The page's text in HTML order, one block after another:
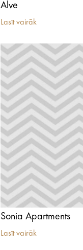
Alve
Lasīt vairāk
Sonia Apartments
Lasīt vairāk